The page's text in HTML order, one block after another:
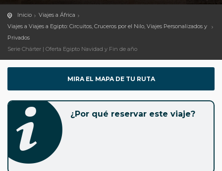
Inicio
Viajes a África
Viajes a Viajes a Egipto: Circuitos, Cruceros por el Nilo, Viajes Personalizados y
Privados
Serie Chárter | Oferta Egipto Navidad y Fin de año
MIRA EL MAPA DE TU RUTA
¿Por qué reservar este viaje?